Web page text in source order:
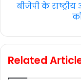
बीजेपी के
Related